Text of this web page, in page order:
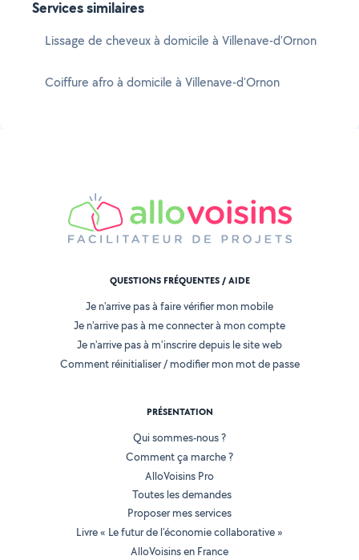
Services similaires
Lissage de cheveux à domicile à Villenave-d'Ornon
Coiffure afro à domicile à Villenave-d'Ornon
QUESTIONS FRÉQUENTES / AIDE
Je n'arrive pas à faire vérifier mon mobile
Je n'arrive pas à me connecter à mon compte
Je n'arrive pas à m'inscrire depuis le site web
Comment réinitialiser / modifier mon mot de passe
PRÉSENTATION
Qui sommes-nous ?
Comment ça marche ?
AlloVoisins Pro
Toutes les demandes
Proposer mes services
Livre « Le futur de l'économie collaborative »
AlloVoisins en France